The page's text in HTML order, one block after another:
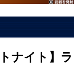
ナイト】